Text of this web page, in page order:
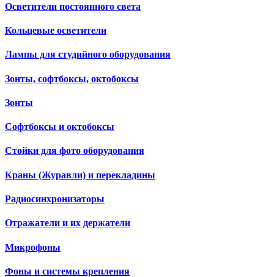
Осветители постоянного света
Кольцевые осветители
Лампы для студийного оборудования
Зонты, софтбоксы, октобоксы
Зонты
Софтбоксы и октобоксы
Стойки для фото оборудования
Краны (Журавли) и перекладины
Радиосинхронизаторы
Отражатели и их держатели
Микрофоны
Фоны и системы крепления